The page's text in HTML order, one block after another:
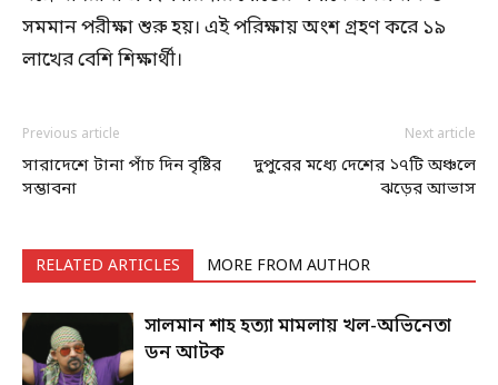
সমমান পরীক্ষা শুরু হয়। এই পরিক্ষায় অংশ গ্রহণ করে ১৯
লাখের বেশি শিক্ষার্থী।
Previous article
সারাদেশে টানা পাঁচ দিন বৃষ্টির
সম্ভাবনা
Next article
দুপুরের মধ্যে দেশের ১৭টি অঞ্চলে
ঝড়ের আভাস
RELATED ARTICLES MORE FROM AUTHOR
সালমান শাহ হত্যা মামলায় খল-অভিনেতা
ডন আটক